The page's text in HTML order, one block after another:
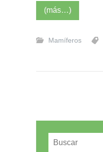
(más…)
Mamíferos